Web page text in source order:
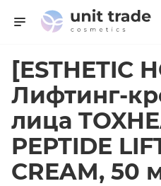
[ESTHETIC
Лифтинг-
лица
PEPTIDE
CREAM, 50